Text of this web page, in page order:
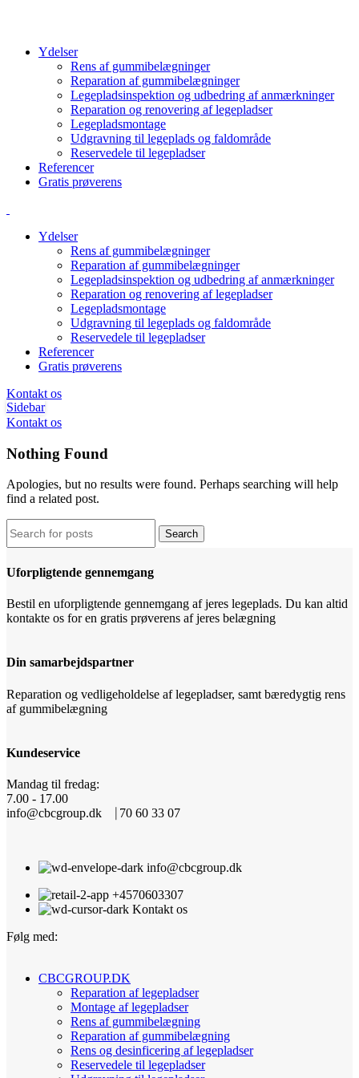
Ydelser
Rens af gummibelægninger
Reparation af gummibelægninger
Legepladsinspektion og udbedring af anmærkninger
Reparation og renovering af legepladser
Legepladsmontage
Udgravning til legeplads og faldområde
Reservedele til legepladser
Referencer
Gratis prøverens
Ydelser
Rens af gummibelægninger
Reparation af gummibelægninger
Legepladsinspektion og udbedring af anmærkninger
Reparation og renovering af legepladser
Legepladsmontage
Udgravning til legeplads og faldområde
Reservedele til legepladser
Referencer
Gratis prøverens
Kontakt os
Kontakt os
Nothing Found
Apologies, but no results were found. Perhaps searching will help
find a related post.
Search
Uforpligtende gennemgang
Bestil en uforpligtende gennemgang af jeres legeplads. Du kan altid
kontakte os for en gratis prøverens af jeres belægning
Din samarbejdspartner
Reparation og vedligeholdelse af legepladser, samt bæredygtig rens
af gummibelægning
Kundeservice
Mandag til fredag:
7.00 - 17.00
info@cbcgroup.dk ⎹ 70 60 33 07
info@cbcgroup.dk
+4570603307
Kontakt os
Følg med:
CBCGROUP.DK
Reparation af legepladser
Montage af legepladser
Rens af gummibelægning
Reparation af gummibelægning
Rens og desinficering af legepladser
Reservedele til legepladser
Sidebar